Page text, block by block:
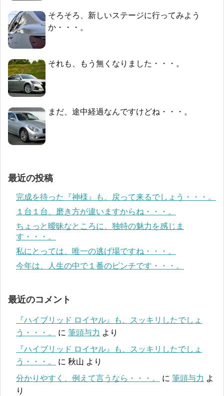
そろそろ、新しいステージに行ってみよう
か・・・。
それも、もう無くなりました・・・。
まだ、途中経過なんですけどね・・・。
最近の投稿
完成を待った『神様』も、戻って来るでしょう・・・。
１台１台、磨き方が違いますからね・・・。
ちょっと曖昧なところに、独特の魅力を感じま
す・・・。
私にとっては、唯一の逃げ場ですね・・・。
今年は、人生の中で１番のピンチです・・・。
最近のコメント
『ハイブリッド ロイヤル』も、スッキリしたでしょ
う・・・。
に 筆頭与力 より
『ハイブリッド ロイヤル』も、スッキリしたでしょ
う・・・。
に 秋山 より
分かりやすく、例えて言うなら・・・。
に 筆頭与力 よ
り